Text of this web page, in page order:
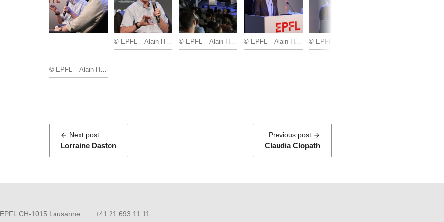
© EPFL – Alain Herzog
© EPFL – Alain Herzog © EPFL – Alain Herzog © EPFL – Alain Herzog © EPFL – Alain Herzog
Next post:
Lorraine Daston
Previous post:
Claudia Clopath
EPFL CH-1015 Lausanne +41 21 693 11 11